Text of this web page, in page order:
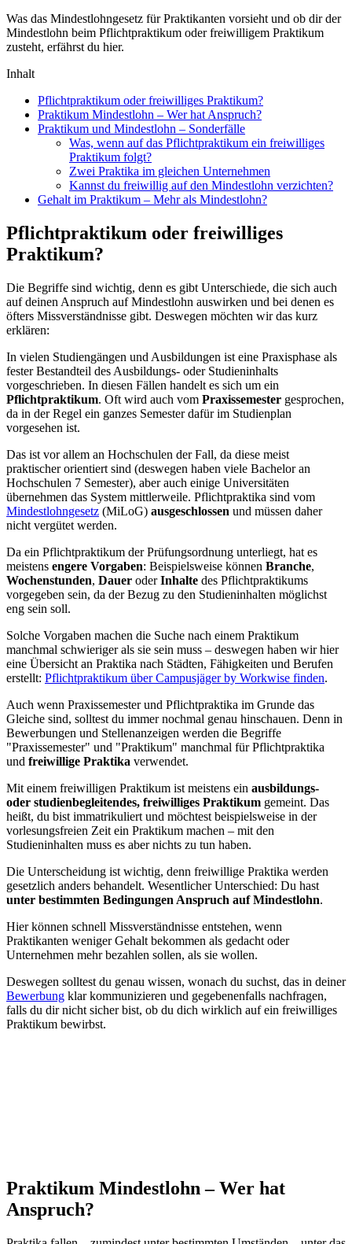
Was das Mindestlohngesetz für Praktikanten vorsieht und ob dir der
Mindestlohn beim Pflichtpraktikum oder freiwilligem Praktikum
zusteht, erfährst du hier.
Inhalt
Pflichtpraktikum oder freiwilliges Praktikum?
Praktikum Mindestlohn – Wer hat Anspruch?
Praktikum und Mindestlohn – Sonderfälle
Was, wenn auf das Pflichtpraktikum ein freiwilliges
Praktikum folgt?
Zwei Praktika im gleichen Unternehmen
Kannst du freiwillig auf den Mindestlohn verzichten?
Gehalt im Praktikum – Mehr als Mindestlohn?
Pflichtpraktikum oder freiwilliges
Praktikum?
Die Begriffe sind wichtig, denn es gibt Unterschiede, die sich auch
auf deinen Anspruch auf Mindestlohn auswirken und bei denen es
öfters Missverständnisse gibt. Deswegen möchten wir das kurz
erklären:
In vielen Studiengängen und Ausbildungen ist eine Praxisphase als
fester Bestandteil des Ausbildungs- oder Studieninhalts
vorgeschrieben. In diesen Fällen handelt es sich um ein
Pflichtpraktikum. Oft wird auch vom Praxissemester gesprochen,
da in der Regel ein ganzes Semester dafür im Studienplan
vorgesehen ist.
Das ist vor allem an Hochschulen der Fall, da diese meist
praktischer orientiert sind (deswegen haben viele Bachelor an
Hochschulen 7 Semester), aber auch einige Universitäten
übernehmen das System mittlerweile. Pflichtpraktika sind vom
Mindestlohngesetz (MiLoG) ausgeschlossen und müssen daher
nicht vergütet werden.
Da ein Pflichtpraktikum der Prüfungsordnung unterliegt, hat es
meistens engere Vorgaben: Beispielsweise können Branche,
Wochenstunden, Dauer oderInhalte des Pflichtpraktikums
vorgegeben sein, da der Bezug zu den Studieninhalten möglichst
eng sein soll.
Solche Vorgaben machen die Suche nach einem Praktikum
manchmal schwieriger als sie sein muss – deswegen haben wir hier
eine Übersicht an Praktika nach Städten, Fähigkeiten und Berufen
erstellt: Pflichtpraktikum über Campusjäger by Workwise finden.
Auch wenn Praxissemester und Pflichtpraktika im Grunde das
Gleiche sind, solltest du immer nochmal genau hinschauen. Denn in
Bewerbungen und Stellenanzeigen werden die Begriffe
"Praxissemester" und "Praktikum" manchmal für Pflichtpraktika
und freiwillige Praktika verwendet.
Mit einem freiwilligen Praktikum ist meistens ein ausbildungs-
oder studienbegleitendes, freiwilliges Praktikum gemeint. Das
heißt, du bist immatrikuliert und möchtest beispielsweise in der
vorlesungsfreien Zeit ein Praktikum machen – mit den
Studieninhalten muss es aber nichts zu tun haben.
Die Unterscheidung ist wichtig, denn freiwillige Praktika werden
gesetzlich anders behandelt. Wesentlicher Unterschied: Du hast
unter bestimmten Bedingungen Anspruch auf Mindestlohn.
Hier können schnell Missverständnisse entstehen, wenn
Praktikanten weniger Gehalt bekommen als gedacht oder
Unternehmen mehr bezahlen sollen, als sie wollen.
Deswegen solltest du genau wissen, wonach du suchst, das in deiner
Bewerbung klar kommunizieren und gegebenenfalls nachfragen,
falls du dir nicht sicher bist, ob du dich wirklich auf ein freiwilliges
Praktikum bewirbst.
Praktikum Mindestlohn – Wer hat
Anspruch?